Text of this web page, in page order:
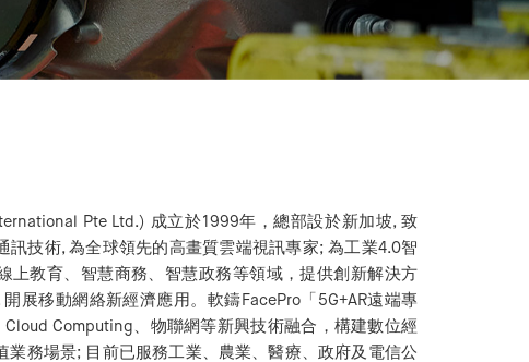
Pte Ltd.) 成立於1999年，總部設於新加坡, 致
訊技術, 為全球領先的高畫質雲端視訊專家; 為工業4.0智
上教育、智慧商務、智慧政務等領域，提供創新解決方
展移動網絡新經濟應用。軟鑄FacePro「5G+AR遠端專
Cloud Computing、物聯網等新興技術融合，構建數位經
業務場景; 目前已服務工業、農業、醫療、政府及電信公